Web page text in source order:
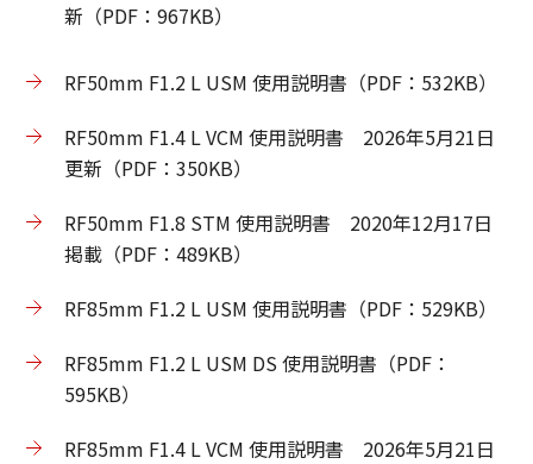
新（PDF：967KB）
RF50mm F1.2 L USM 使用説明書（PDF：532KB）
RF50mm F1.4 L VCM 使用説明書 2026年5月21日
更新（PDF：350KB）
RF50mm F1.8 STM 使用説明書 2020年12月17日
掲載（PDF：489KB）
RF85mm F1.2 L USM 使用説明書（PDF：529KB）
RF85mm F1.2 L USM DS 使用説明書（PDF：
595KB）
RF85mm F1.4 L VCM 使用説明書 2026年5月21日